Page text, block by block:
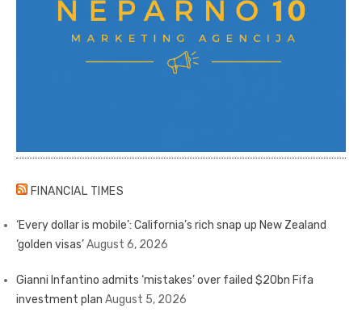
FINANCIAL TIMES
‘Every dollar is mobile’: California’s rich snap up New Zealand
‘golden visas’August 6, 2026
Gianni Infantino admits ‘mistakes’ over failed $20bn Fifa
investment plan August 5, 2026